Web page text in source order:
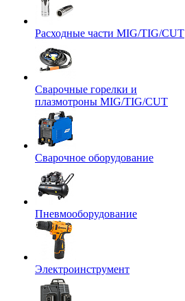
Расходные части MIG/TIG/CUT
Сварочные горелки и
плазмотроны MIG/TIG/CUT
Сварочное оборудование
Пневмооборудование
Электроинструмент